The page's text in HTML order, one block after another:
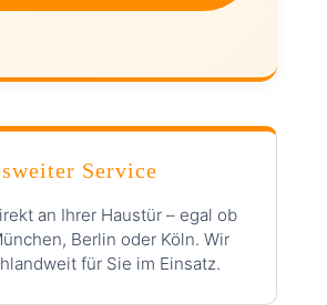
Service
an Ihrer Haustür – egal ob
Berlin oder Köln. Wir
für Sie im Einsatz.